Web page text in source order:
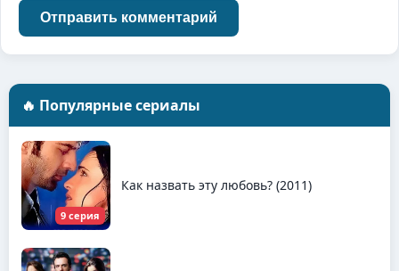
Отправить комментарий
🔥 Популярные сериалы
9 серия
Как назвать эту любовь? (2011)